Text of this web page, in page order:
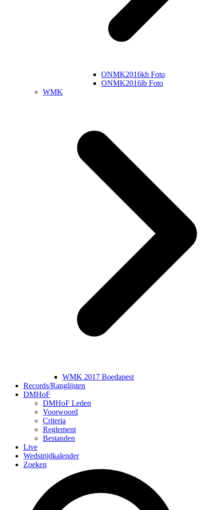
ONMK2016kb Foto
ONMK2016lb Foto
WMK
WMK 2017 Boedapest
Records/Ranglijsten
DMHoF
DMHoF Leden
Voorwoord
Criteria
Reglement
Bestanden
Live
Wedstrijdkalender
Zoeken